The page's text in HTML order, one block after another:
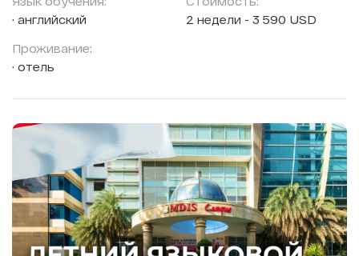
английский
Проживание:
отель
2 недели - 3 590 USD